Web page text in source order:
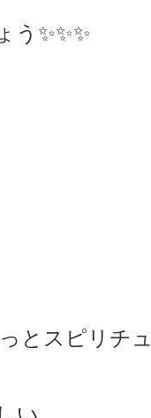
✨✨✨
とスピリチュ